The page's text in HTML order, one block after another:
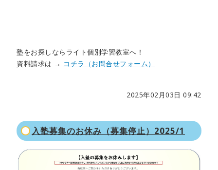
塾をお探しならライト個別学習教室へ！
資料請求は → コチラ（お問合せフォーム）
2025年02月03日 09:42
入塾募集のお休み（募集停止）2025/1